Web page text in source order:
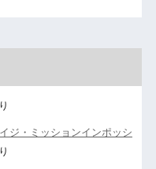
ジ・ミッションインポッシ